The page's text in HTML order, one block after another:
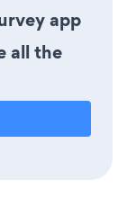
app
all the